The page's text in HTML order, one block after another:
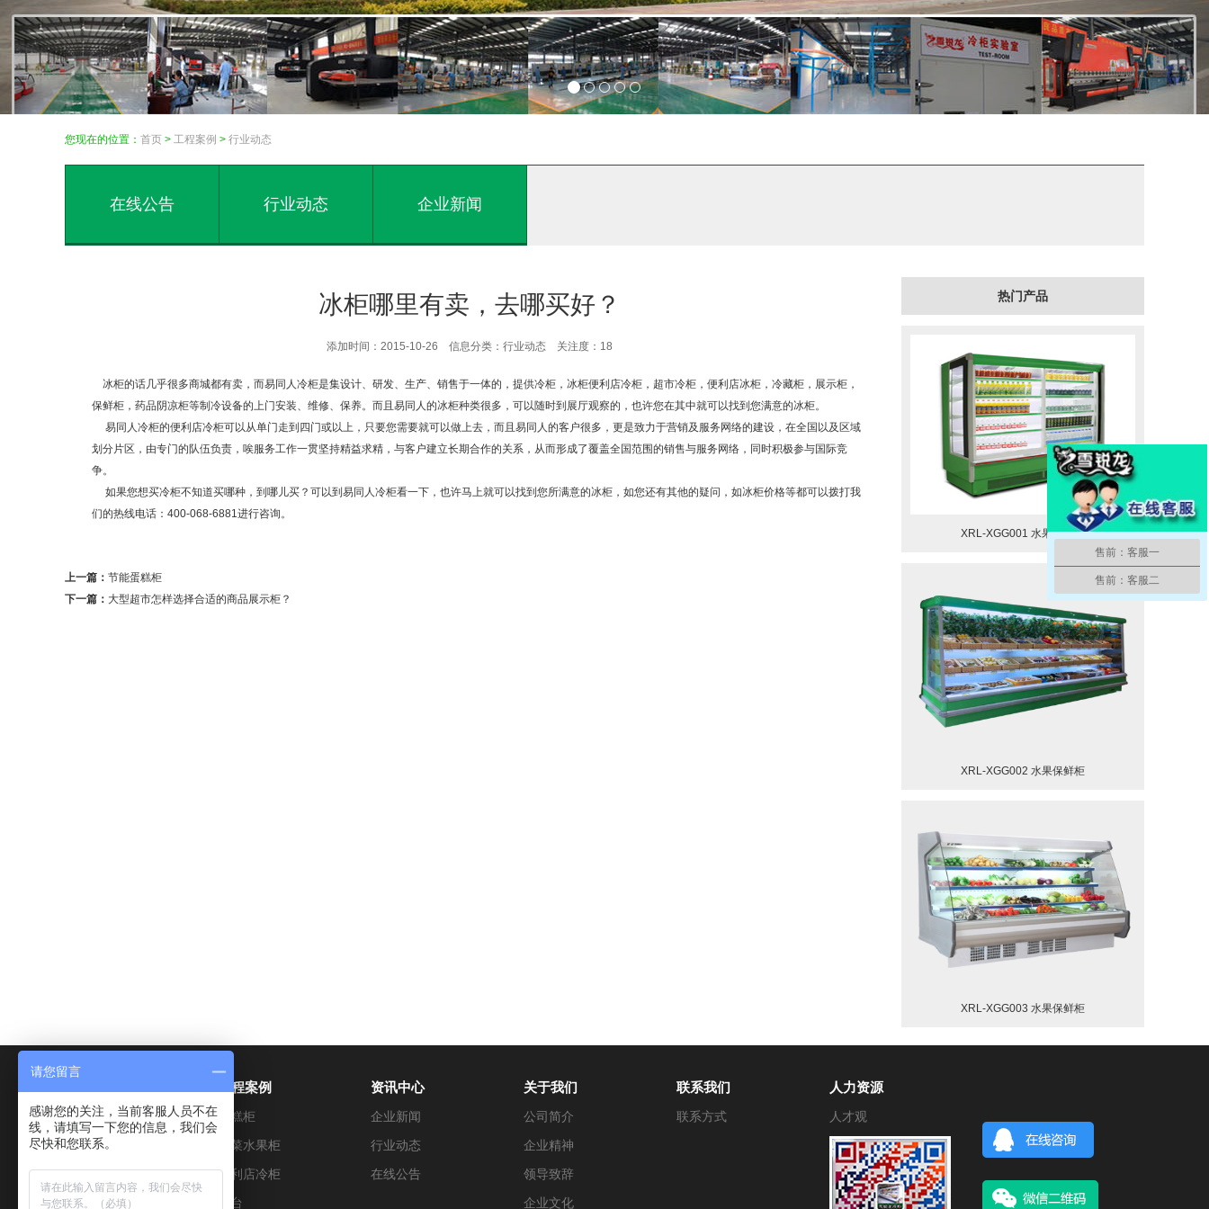
您现在的位置： 首页 > 工程案例 > 行业动态
在线公告 行业动态 企业新闻
冰柜哪里有卖，去哪买好？
添加时间：2015-10-26 信息分类：行业动态 关注度： 18
冰柜的话几乎很多商城都有卖，而易同人冷柜是集设计、研发、生产、销售于一体的，提供冷柜，冰柜便利店冷柜，超市冷柜，便利店冰柜，冷藏柜，展示柜，
保鲜柜，药品阴凉柜等制冷设备的上门安装、维修、保养。而且易同人的冰柜种类很多，可以随时到展厅观察的，也许您在其中就可以找到您满意的冰柜。
易同人冷柜的便利店冷柜可以从单门走到四门或以上，只要您需要就可以做上去，而且易同人的客户很多，更是致力于营销及服务网络的建设，在全国以及区域
划分片区，由专门的队伍负责，唉服务工作一贯坚持精益求精，与客户建立长期合作的关系，从而形成了覆盖全国范围的销售与服务网络，同时积极参与国际竞
争。
如果您想买冷柜不知道买哪种，到哪儿买？可以到易同人冷柜看一下，也许马上就可以找到您所满意的冰柜，如您还有其他的疑问，如冰柜价格等都可以拨打我
们的热线电话：400-068-6881进行咨询。
上一篇： 节能蛋糕柜
下一篇： 大型超市怎样选择合适的商品展示柜？
热门产品
XRL-XGG001 水果保鲜柜
XRL-XGG002 水果保鲜柜
XRL-XGG003 水果保鲜柜
超市冷藏设备
烘焙设备
便利店设备
餐饮设备
工程案例
蛋糕柜
蔬菜水果柜
便利店冷柜
冰台
资讯中心
企业新闻
行业动态
在线公告
关于我们
公司简介
企业精神
领导致辞
企业文化
联系我们
联系方式
人力资源
人才观
售前：客服一
售前：客服二
请您留言
感谢您的关注，当前客服人员不在
线，请填写一下您的信息，我们会
尽快和您联系。